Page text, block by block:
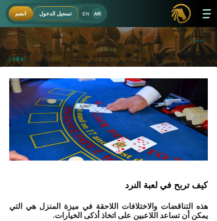
AR
EN تسجيل الدخول انضم
كيف تربح في لعبة النرد
هذه التناقضات والاختلافات اللاحقة في ميزة المنزل هي التي
يمكن أن تساعد اللاعبين على اتخاذ أذكى الخيارات.